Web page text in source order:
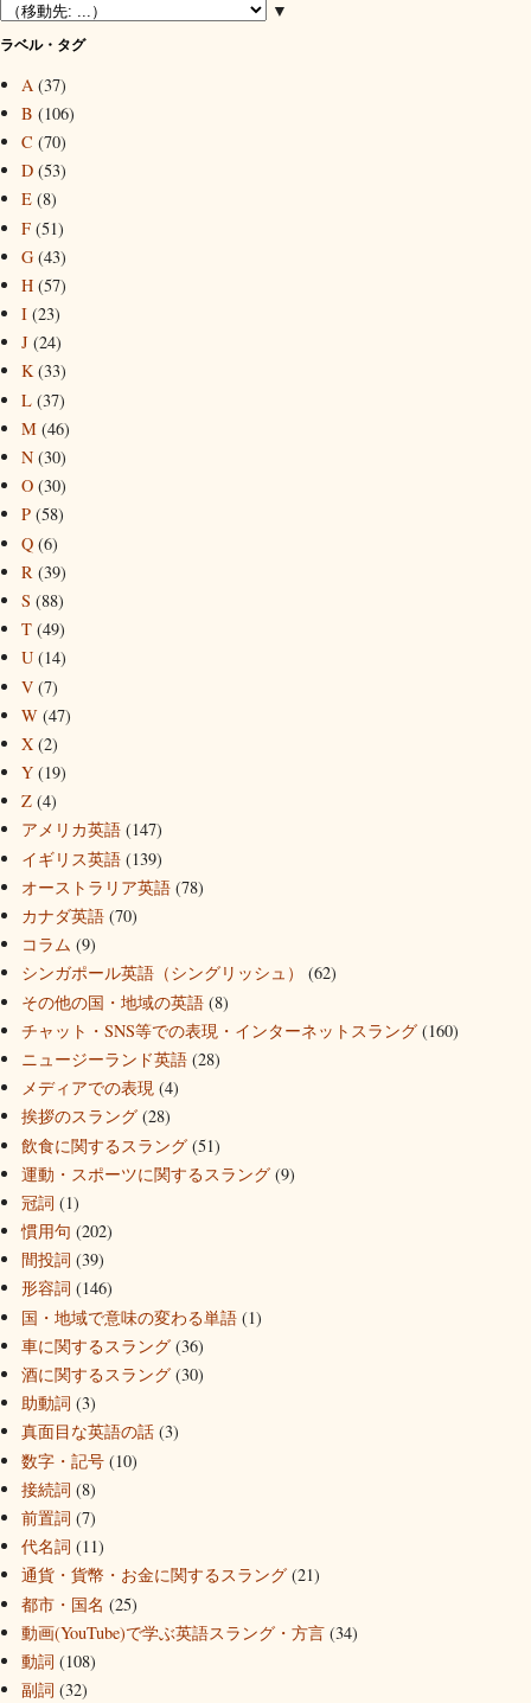
▼
ラベル・タグ
A (37)
B (106)
C (70)
D (53)
E (8)
F (51)
G (43)
H (57)
I (23)
J (24)
K (33)
L (37)
M (46)
N (30)
O (30)
P (58)
Q (6)
R (39)
S (88)
T (49)
U (14)
V (7)
W (47)
X (2)
Y (19)
Z (4)
アメリカ英語 (147)
イギリス英語 (139)
オーストラリア英語 (78)
カナダ英語 (70)
コラム (9)
シンガポール英語（シングリッシュ）
(62)
その他の国・地域の英語 (8)
チャット・SNS等での表現・インターネットスラング (160)
ニュージーランド英語 (28)
メディアでの表現 (4)
挨拶のスラング (28)
飲食に関するスラング (51)
運動・スポーツに関するスラング (9)
冠詞 (1)
慣用句 (202)
間投詞 (39)
形容詞 (146)
国・地域で意味の変わる単語 (1)
車に関するスラング (36)
酒に関するスラング (30)
助動詞 (3)
真面目な英語の話 (3)
数字・記号 (10)
接続詞 (8)
前置詞 (7)
代名詞 (11)
通貨・貨幣・お金に関するスラング (21)
都市・国名 (25)
動画(YouTube)で学ぶ英語スラング・方言 (34)
動詞 (108)
副詞 (32)